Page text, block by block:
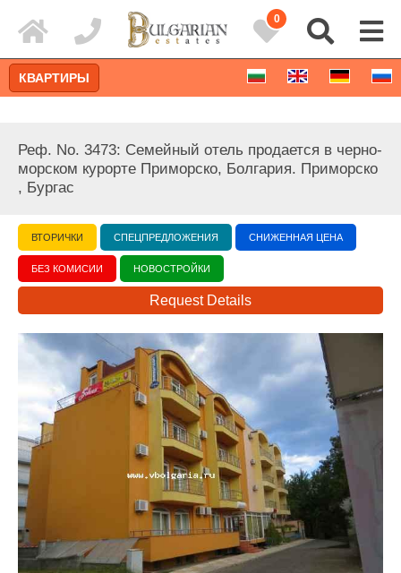
0
Расширенный поиск
КВАРТИРЫ
Реф. No. 3473: Семейный отель продается в черно-
морском курорте Приморско, Болгария. Приморско
, Бургас
ВТОРИЧКИ СПЕЦПРЕДЛОЖЕНИЯ СНИЖЕННАЯ ЦЕНА
БЕЗ КОМИСИИ НОВОСТРОЙКИ
Request Details